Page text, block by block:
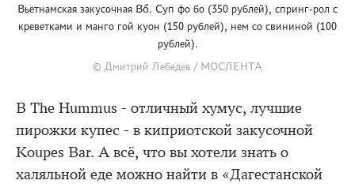
Вьетнамская закусочная Bổ. Суп фо бо (350 рублей), спринг-рол с
креветками и манго гой куон (150 рублей), нем со свининой (100
рублей).
© Дмитрий Лебедев / МОСЛЕНТА
В The Hummus - отличный хумус, лучшие
пирожки купес - в киприотской закусочной
Koupes Bar. А всё, что вы хотели знать о
халяльной еде можно найти в «Дагестанской